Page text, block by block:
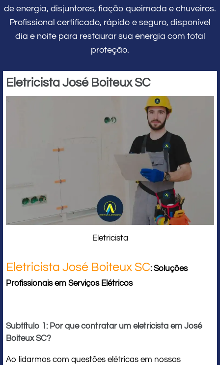
de energia, disjuntores, fiação queimada e chuveiros.
Profissional certificado, rápido e seguro, disponível
dia e noite para restaurar sua energia com total
proteção.
Eletricista José Boiteux SC
Eletricista
Eletricista José Boiteux SC: Soluções
Profissionais em Serviços Elétricos
Subtítulo 1: Por que contratar um eletricista em José
Boiteux SC?
Ao lidarmos com questões elétricas em nossas